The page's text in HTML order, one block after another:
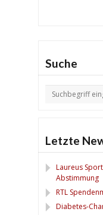
Suche
Letzte
Laureus
Abstimmung
RTL
Diabetes-